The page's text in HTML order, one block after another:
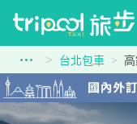
台北包車